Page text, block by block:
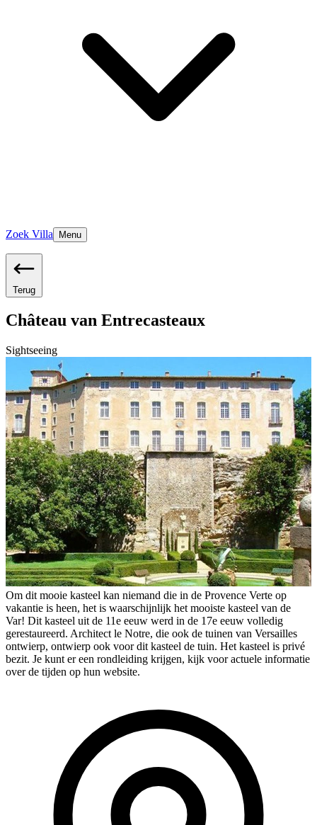
Zoek Villa Menu
Terug
Château van Entrecasteaux
Sightseeing
Om dit mooie kasteel kan niemand die in de Provence Verte op
vakantie is heen, het is waarschijnlijk het mooiste kasteel van de
Var! Dit kasteel uit de 11e eeuw werd in de 17e eeuw volledig
gerestaureerd. Architect le Notre, die ook de tuinen van Versailles
ontwierp, ontwierp ook voor dit kasteel de tuin. Het kasteel is privé
bezit. Je kunt er een rondleiding krijgen, kijk voor actuele informatie
over de tijden op hun website.